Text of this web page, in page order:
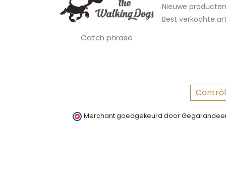
Catch phrase
Nieuwe producten
Best verkochte
Merchant goedgekeurd door